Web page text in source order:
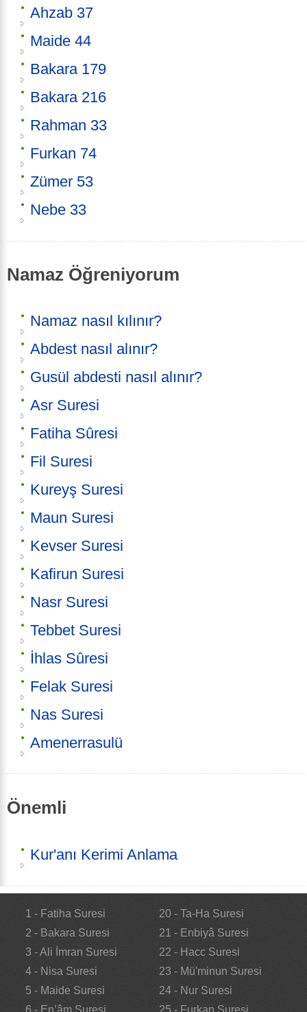
Ahzab 37
Maide 44
Bakara 179
Bakara 216
Rahman 33
Furkan 74
Zümer 53
Nebe 33
Namaz Öğreniyorum
Namaz nasıl kılınır?
Abdest nasıl alınır?
Gusül abdesti nasıl alınır?
Asr Suresi
Fatiha Sûresi
Fil Suresi
Kureyş Suresi
Maun Suresi
Kevser Suresi
Kafirun Suresi
Nasr Suresi
Tebbet Suresi
İhlas Sûresi
Felak Suresi
Nas Suresi
Amenerrasulü
Önemli
Kur'anı Kerimi Anlama
1 - Fatiha Suresi
2 - Bakara Suresi
3 - Ali İmran Suresi
4 - Nisa Suresi
5 - Maide Suresi
6 - En’âm Suresi
20 - Ta-Ha Suresi
21 - Enbiyâ Suresi
22 - Hacc Suresi
23 - Mü'minun Suresi
24 - Nur Suresi
25 - Furkan Suresi